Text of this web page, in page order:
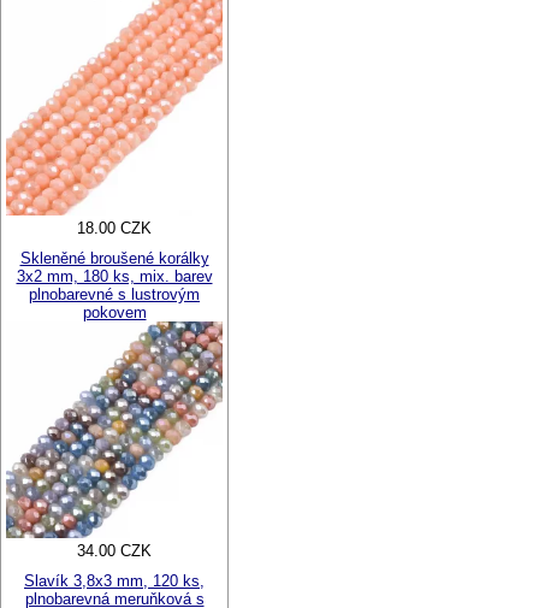
18.00 CZK
Skleněné broušené korálky
3x2 mm, 180 ks, mix. barev
plnobarevné s lustrovým
pokovem
34.00 CZK
Slavík 3,8x3 mm, 120 ks,
plnobarevná meruňková s